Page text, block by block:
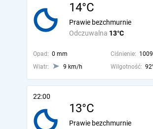
14°C
Odczuwalna 13°C
Prawie bezchmurnie
Opad: 0 mm Ciśnienie:
Wiatr:
9 km/h Wilgotność:
22:00
13°C
Prawie bezchmurnie